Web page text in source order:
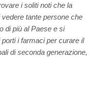
i soliti noti che la
tante persone che
di più al Paese e si
i farmaci per curare il
di seconda generazione,